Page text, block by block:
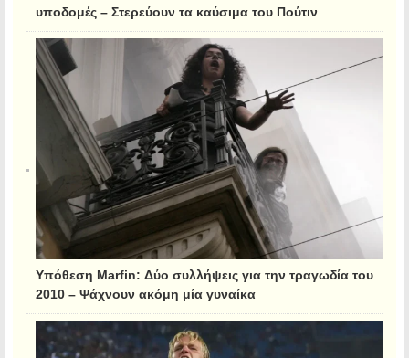
υποδομές – Στερεύουν τα καύσιμα του Πούτιν
Υπόθεση Marfin: Δύο συλλήψεις για την τραγωδία του
2010 – Ψάχνουν ακόμη μία γυναίκα